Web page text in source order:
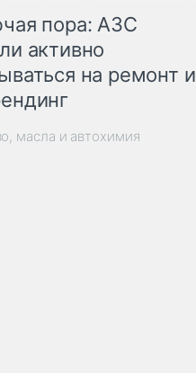
пора: АЗС
активно
на ремонт и
масла и автохимия